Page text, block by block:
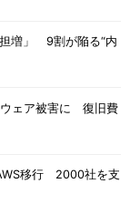
増」 9割が陥る“内
ウェア被害に 復旧費
移行 2000社を支